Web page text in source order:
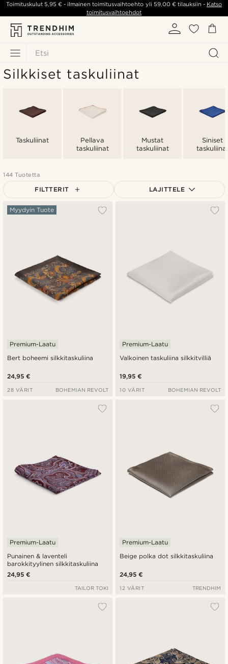
Etsi
Toimituskulut5,95 € - ilmainen toimitusvaihtoehto yli 59,00 €tilauksiin - Katso
toimitusvaihtoehdot
Silkkiset taskuliinat
Taskuliinat
Pellava
taskuliinat
Mustat
taskuliinat
Siniset
144 Tuotetta
FILTTERIT LAJITTELE
Bert boheemi silkkitaskuliina
Myydyin Tuote
Premium-Laatu
24,95 €
28 VÄRIT BOHEMIAN REVOLT
Valkoinen taskuliina silkkitvilliä
Premium-Laatu
19,95 €
10 VÄRIT BOHEMIAN REVOLT
Punainen & laventeli
barokkityylinen silkkitaskuliina
Premium-Laatu
24,95 €
TAILOR TOKI
Beige polka dot silkkitaskuliina
Premium-Laatu
24,95 €
12 VÄRIT TRENDHIM